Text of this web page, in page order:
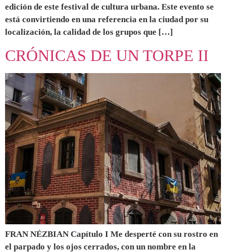
edición de este festival de cultura urbana. Este evento se
está convirtiendo en una referencia en la ciudad por su
localización, la calidad de los grupos que […]
CRÓNICAS DE UN TORPE II
FRAN NÉZBIAN Capítulo I Me desperté con su rostro en
el parpado y los ojos cerrados, con un nombre en la